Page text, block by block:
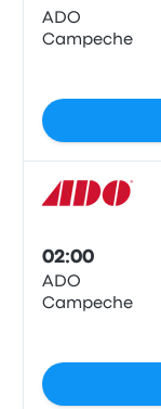
ADO
Campeche
02:00
ADO
Campeche